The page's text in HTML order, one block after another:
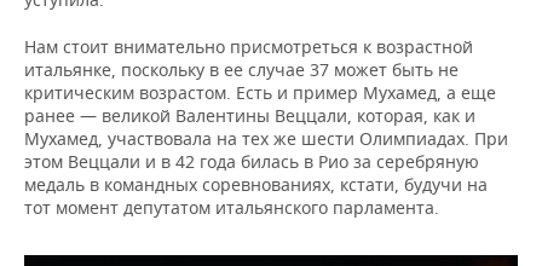
Нам стоит внимательно присмотреться к возрастной
итальянке, поскольку в ее случае 37 может быть не
критическим возрастом. Есть и пример Мухамед, а еще
ранее — великой Валентины Веццали, которая, как и
Мухамед, участвовала на тех же шести Олимпиадах. При
этом Веццали и в 42 года билась в Рио за серебряную
медаль в командных соревнованиях, кстати, будучи на
тот момент депутатом итальянского парламента.